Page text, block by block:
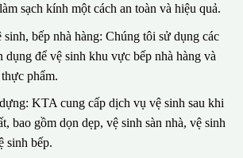
sạch kính một cách an toàn và hiệu quả.
sinh, bếp nhà hàng: Chúng tôi sử dụng các
dụng để vệ sinh khu vực bếp nhà hàng và
phẩm.
KTA cung cấp dịch vụ vệ sinh sau khi
bao gồm dọn dẹp, vệ sinh sàn nhà, vệ sinh
sinh bếp.